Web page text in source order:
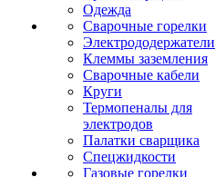
Одежда
Сварочные горелки
Электрододержатели
Клеммы заземления
Сварочные кабели
Круги
Термопеналы для
электродов
Палатки сварщика
Спецжидкости
Газовые горелки